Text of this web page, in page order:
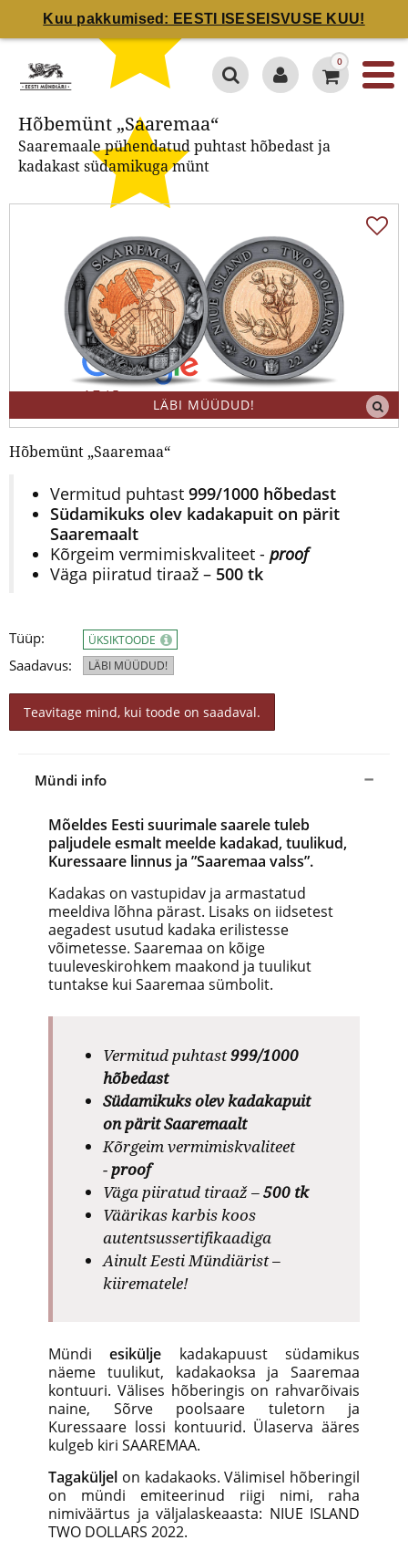
Kuu pakkumised: EESTI ISESEISVUSE KUU!
4.7 / 5
0
Hõbemünt „Saaremaa“
Saaremaale pühendatud puhtast hõbedast ja
kadakast südamikuga münt
LÄBI MÜÜDUD!
Hõbemünt „Saaremaa“
Vermitud puhtast 999/1000 hõbedast
Südamikuks olev kadakapuit on pärit
Saaremaalt
Kõrgeim vermimiskvaliteet - proof
Väga piiratud tiraaž – 500 tk
Tüüp:
Saadavus:
ÜKSIKTOODE
LÄBI MÜÜDUD!
Teavitage mind, kui toode on saadaval.
Mündi info
Mõeldes Eesti suurimale saarele tuleb
paljudele esmalt meelde kadakad, tuulikud,
Kuressaare linnus ja ”Saaremaa valss”.
Kadakas on vastupidav ja armastatud
meeldiva lõhna pärast. Lisaks on iidsetest
aegadest usutud kadaka erilistesse
võimetesse. Saaremaa on kõige
tuuleveskirohkem maakond ja tuulikut
tuntakse kui Saaremaa sümbolit.
Vermitud puhtast999/1000
hõbedast
Südamikuks olev kadakapuit
on pärit Saaremaalt
Kõrgeim vermimiskvaliteet
-proof
Väga piiratud tiraaž –500 tk
Väärikas karbis koos
autentsussertifikaadiga
Ainult Eesti Mündiärist –
kiirematele!
Mündiesikülje kadakapuust südamikus
näeme tuulikut, kadakaoksa ja Saaremaa
kontuuri. Välises hõberingis on rahvarõivais
naine, Sõrve poolsaare tuletorn ja
Kuressaare lossi kontuurid. Ülaserva ääres
kulgeb kiri SAAREMAA.
Tagaküljel on kadakaoks. Välimisel hõberingil
on mündi emiteerinud riigi nimi, raha
nimiväärtus ja väljalaskeaasta: NIUE ISLAND
TWO DOLLARS 2022.
Hõbemünt „Saaremaa“